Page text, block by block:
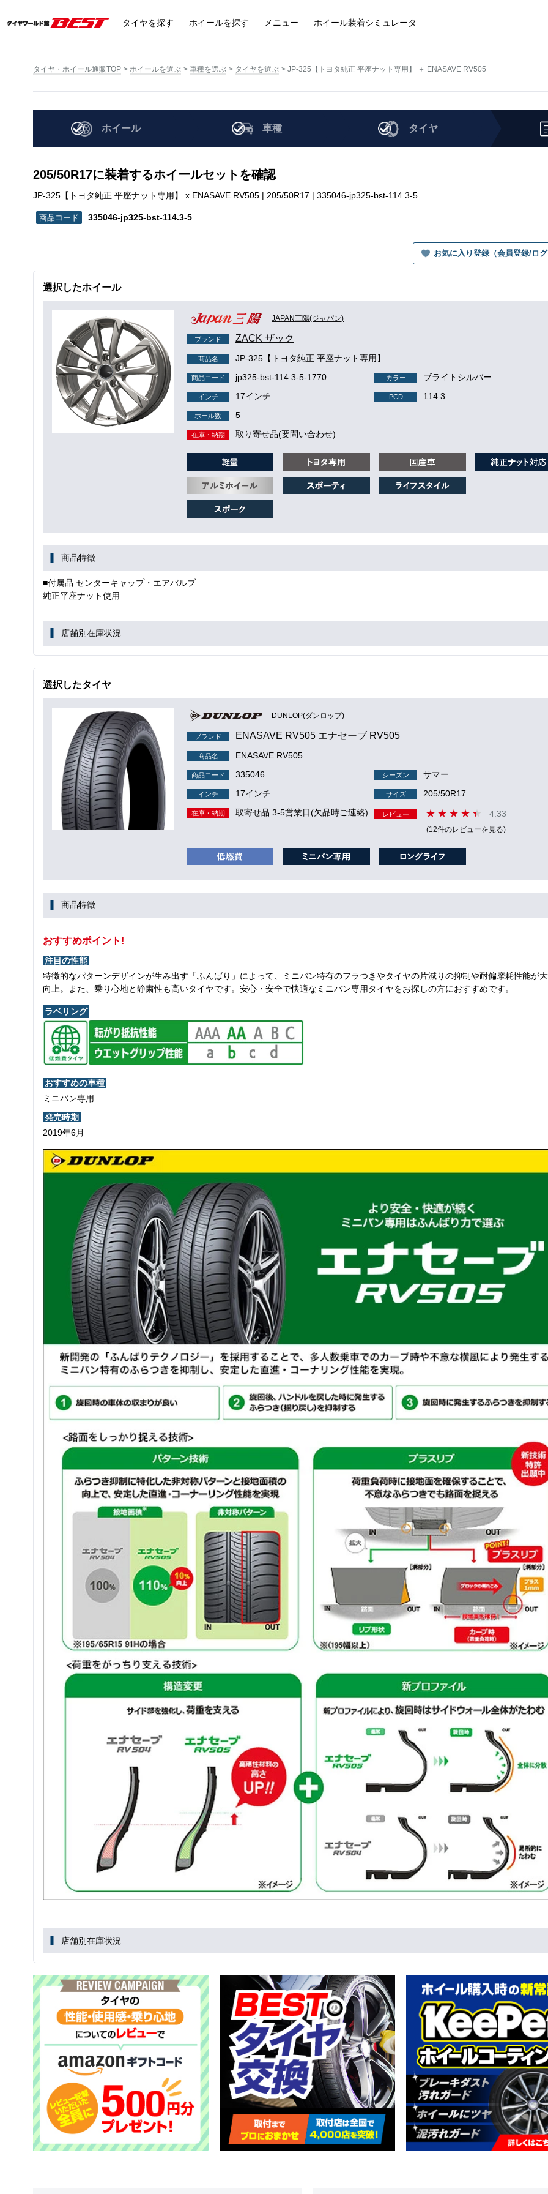
タイヤを探す ホイールを探す メニュー ホイール装着シミュレータ
タイヤ・ホイール通販TOP ホイールを選ぶ 車種を選ぶ タイヤを選ぶ JP-325【トヨタ純正 平座ナット専用】 ＋ ENASAVE RV505
ホイール 車種 タイヤ
205/50R17に装着するホイールセットを確認
JP-325【トヨタ純正 平座ナット専用】 x ENASAVE RV505 | 205/50R17 | 335046-jp325-bst-114.3-5
335046-jp325-bst-114.3-5
お気に入り登録（会員登録/ロ
選択したホイール
JAPAN三陽(ジャパン)
ブランド ZACK ザック
商品名 JP-325【トヨタ純正 平座ナット専用】
商品コード jp325-bst-114.3-5-1770 カラー ブライトシルバー
インチ 17インチ PCD 114.3
ホール数 5
在庫・納期 取り寄せ品(要問い合わせ)
商品特徴
■付属品 センターキャップ・エアバルブ
純正平座ナット使用
店舗別在庫状況
選択したタイヤ
DUNLOP(ダンロップ)
ブランド ENASAVE RV505 エナセーブ RV505
商品名 ENASAVE RV505
商品コード 335046 シーズン サマー
インチ 17インチ サイズ 205/50R17
在庫・納期 取寄せ品 3-5営業日(欠品時ご連絡) レビュー 4.33
(12件のレビューを見る)
商品特徴
おすすめポイント!
注目の性能
特徴的なパターンデザインが生み出す「ふんばり」によって、ミニバン特有のフラつきやタイヤの片減りの抑制や耐偏摩耗性能が
向上。また、乗り心地と静粛性も高いタイヤです。安心・安全で快適なミニバン専用タイヤをお探しの方におすすめです。
ラベリング
おすすめの車種
ミニバン専用
発売時期
2019年6月
店舗別在庫状況